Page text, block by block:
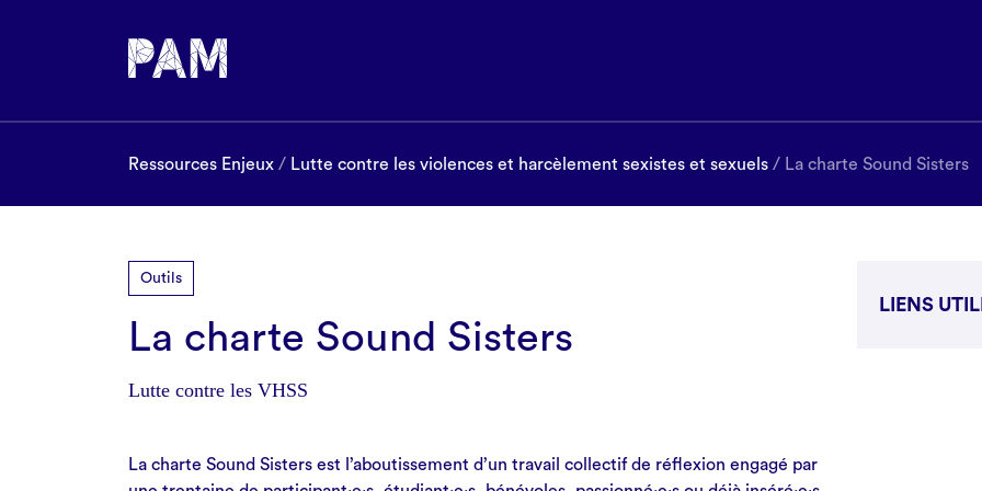
Ressources Enjeux / Lutte contre les violences et harcèlement sexistes et sexuels / La charte Sound Sisters
Outils
La charte Sound Sisters
Lutte contre les VHSS
La charte Sound Sisters est l’aboutissement d’un travail collectif de réflexion engagé par
LIENS